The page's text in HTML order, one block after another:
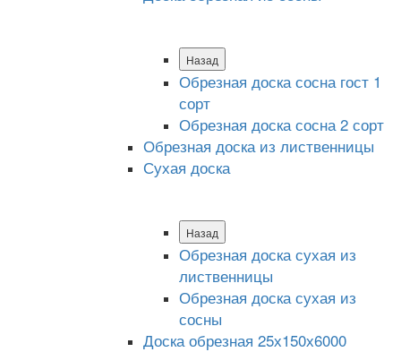
Назад
Обрезная доска сосна гост 1
сорт
Обрезная доска сосна 2 сорт
Обрезная доска из лиственницы
Сухая доска
Назад
Обрезная доска сухая из
лиственницы
Обрезная доска сухая из
сосны
Доска обрезная 25х150х6000